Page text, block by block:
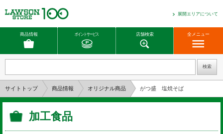
展開エリアについて
商品情報 ポイントサービス 店舗検索 全メニュー
サイトトップ 商品情報 オリジナル商品 がつ盛 塩焼そば
加工食品